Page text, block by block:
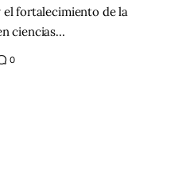
fortalecimiento de la
ciencias…
0